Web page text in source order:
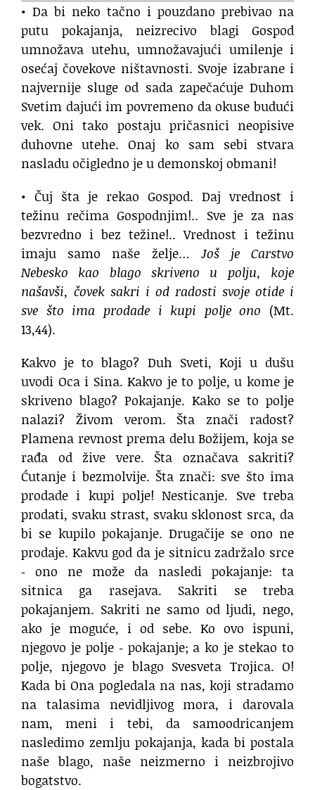
• Da bi neko tačno i pouzdano prebivao na
putu pokajanja, neizrecivo blagi Gospod
umnožava utehu, umnožavajući umilenje i
osećaj čovekove ništavnosti. Svoje izabrane i
najvernije sluge od sada zapečaćuje Duhom
Svetim dajući im povremeno da okuse budući
vek. Oni tako postaju pričasnici neopisive
duhovne utehe. Onaj ko sam sebi stvara
nasladu očigledno je u demonskoj obmani!
• Čuj šta je rekao Gospod. Daj vrednost i
težinu rečima Gospodnjim!.. Sve je za nas
bezvredno i bez težine!.. Vrednost i težinu
imaju samo naše želje… Još je Carstvo
Nebesko kao blago skriveno u polju, koje
našavši, čovek sakri i od radosti svoje otide i
sve što ima prodade i kupi polje ono (Mt.
13,44).
Kakvo je to blago? Duh Sveti, Koji u dušu
uvodi Oca i Sina. Kakvo je to polje, u kome je
skriveno blago? Pokajanje. Kako se to polje
nalazi? Živom verom. Šta znači radost?
Plamena revnost prema delu Božijem, koja se
rađa od žive vere. Šta označava sakriti?
Ćutanje i bezmolvije. Šta znači: sve što ima
prodade i kupi polje! Nesticanje. Sve treba
prodati, svaku strast, svaku sklonost srca, da
bi se kupilo pokajanje. Drugačije se ono ne
prodaje. Kakvu god da je sitnicu zadržalo srce
‐ ono ne može da nasledi pokajanje: ta
sitnica ga rasejava. Sakriti se treba
pokajanjem. Sakriti ne samo od ljudi, nego,
ako je moguće, i od sebe. Ko ovo ispuni,
njegovo je polje ‐ pokajanje; a ko je stekao to
polje, njegovo je blago Svesveta Trojica. O!
Kada bi Ona pogledala na nas, koji stradamo
na talasima nevidljivog mora, i darovala
nam, meni i tebi, da samoodricanjem
nasledimo zemlju pokajanja, kada bi postala
naše blago, naše neizmerno i neizbrojivo
bogatstvo.